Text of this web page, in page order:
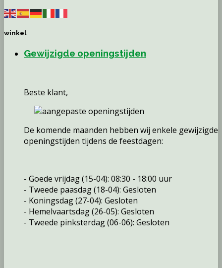
winkel
Gewijzigde openingstijden
Beste klant,
De komende maanden hebben wij enkele gewijzigde
openingstijden tijdens de feestdagen:
- Goede vrijdag (15-04): 08:30 - 18:00 uur
- Tweede paasdag (18-04): Gesloten
- Koningsdag (27-04): Gesloten
- Hemelvaartsdag (26-05): Gesloten
- Tweede pinksterdag (06-06): Gesloten